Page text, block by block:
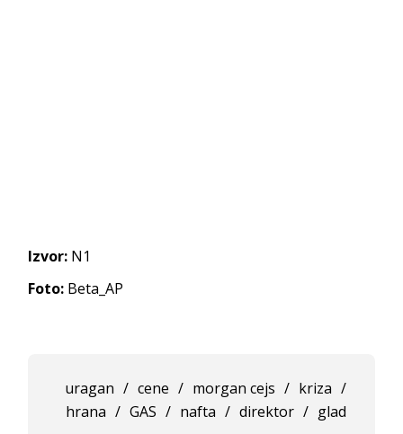
Izvor: N1
Foto: Beta_AP
uragan / cene / morgan cejs / kriza /
hrana / GAS / nafta / direktor / glad